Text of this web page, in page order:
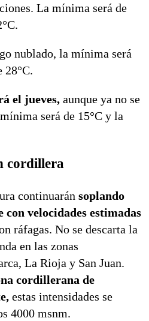
La mínima será de
nublado, la mínima será
28°C.
el jueves, aunque ya no se
será de 15°C y la
cordillera
continuarán soplando
con velocidades estimadas
ráfagas. No se descarta la
en las zonas
La Rioja y San Juan.
cordillerana de
estas intensidades se
4000 msnm.